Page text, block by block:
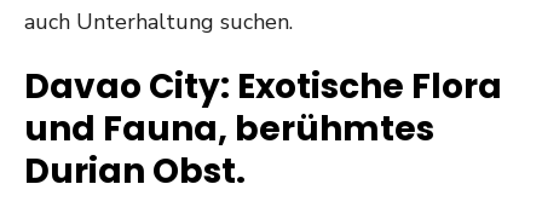
auch Unterhaltung suchen.
Davao City: Exotische Flora
und Fauna, berühmtes
Durian Obst.